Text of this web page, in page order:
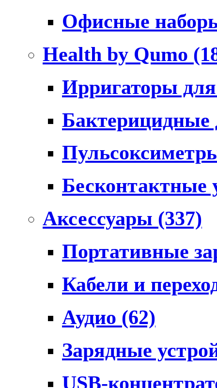
Офисные
Health by Qumo
Ирригаторы
Бесконтактные
Аксессуары (337)
Портативные
Кабели и
Аудио (62)
Зарядные
USB-